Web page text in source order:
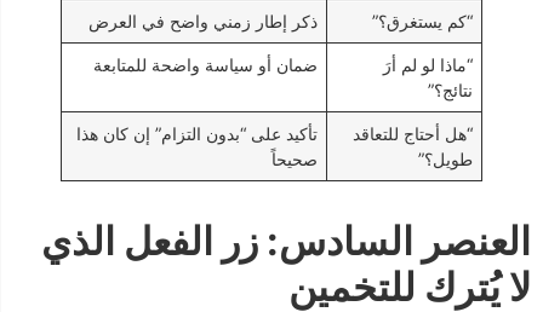
“كم يستغرق؟” ذكر إطار زمني واضح في العرض
“ماذا لو لم أرَ
نتائج؟”
ضمان أو سياسة واضحة للمتابعة
“هل أحتاج للتعاقد
طويل؟”
تأكيد على “بدون التزام” إن كان هذا
صحيحاً
العنصر السادس: زر الفعل الذي
لا يُترك للتخمين